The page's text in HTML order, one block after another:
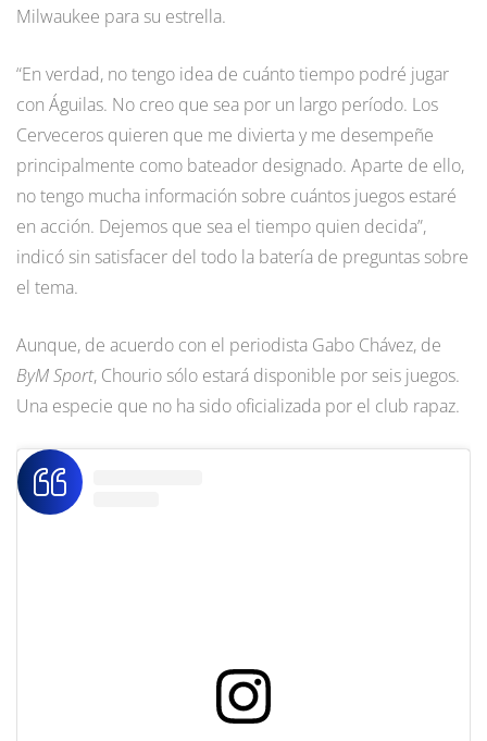
Milwaukee para su estrella.
“En verdad, no tengo idea de cuánto tiempo podré jugar
con Águilas. No creo que sea por un largo período. Los
Cerveceros quieren que me divierta y me desempeñe
principalmente como bateador designado. Aparte de ello,
no tengo mucha información sobre cuántos juegos estaré
en acción. Dejemos que sea el tiempo quien decida”,
indicó sin satisfacer del todo la batería de preguntas sobre
el tema.
Aunque, de acuerdo con el periodista Gabo Chávez, de
ByM Sport, Chourio sólo estará disponible por seis juegos.
Una especie que no ha sido oficializada por el club rapaz.